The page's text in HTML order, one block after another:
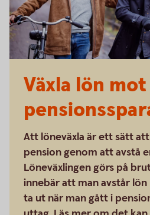
Växla lön mot
Att löneväxla är ett sätt
pension genom att avstå
Löneväxlingen görs på
innebär att man avstår
ta ut när man gått i